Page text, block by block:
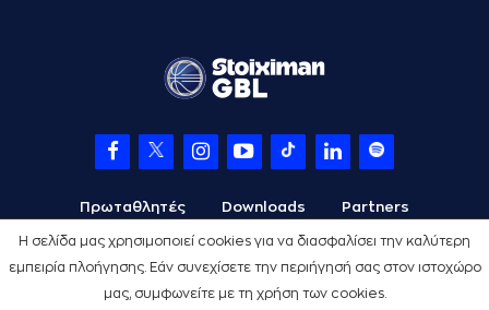
Η σελίδα μας χρησιμοποιεί cookies για να διασφαλίσει την καλύτερη
εμπειρία πλοήγησης. Εάν συνεχίσετε την περιήγησή σας στον ιστοχώρο
μας, συμφωνείτε με τη χρήση των cookies.
Πρωταθλητές Downloads Partners